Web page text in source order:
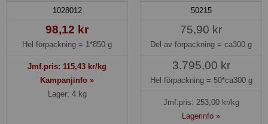
1028012
98,12 kr
Hel förpackning = 1*850 g
Jmf.pris: 115,43 kr/kg
Kampanjinfo »
Lager: 4 kg
50215
75,90 kr
Del av förpackning = ca300 g
3.795,00 kr
Hel förpackning = 50*ca300 g
Jmf.pris: 253,00kr/kg
Lagerinfo »